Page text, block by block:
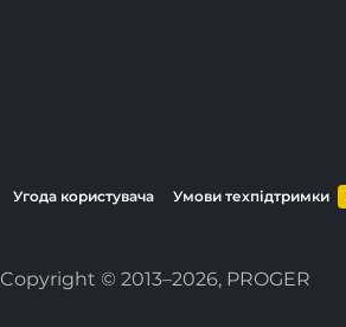
Угода користувача Умови техпідтримки
Copyright © 2013–2026, PROGER